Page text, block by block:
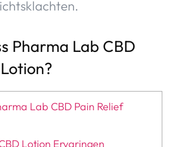
Pharma Lab CBD
Lab CBD Pain Relief
Lotion Ervaringen